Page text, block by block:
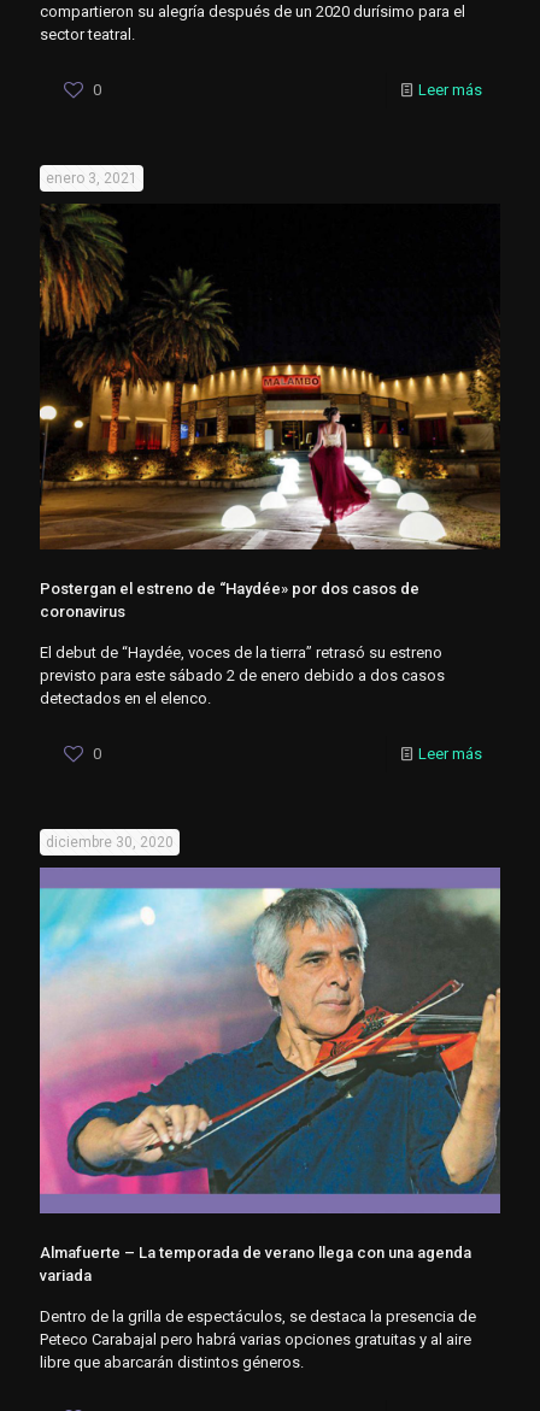
compartieron su alegría después de un 2020 durísimo para el
sector teatral.
0 Leer más
enero 3, 2021
Postergan el estreno de “Haydée» por dos casos de
coronavirus
El debut de “Haydée, voces de la tierra” retrasó su estreno
previsto para este sábado 2 de enero debido a dos casos
detectados en el elenco.
0 Leer más
diciembre 30, 2020
Almafuerte – La temporada de verano llega con una agenda
variada
Dentro de la grilla de espectáculos, se destaca la presencia de
Peteco Carabajal pero habrá varias opciones gratuitas y al aire
libre que abarcarán distintos géneros.